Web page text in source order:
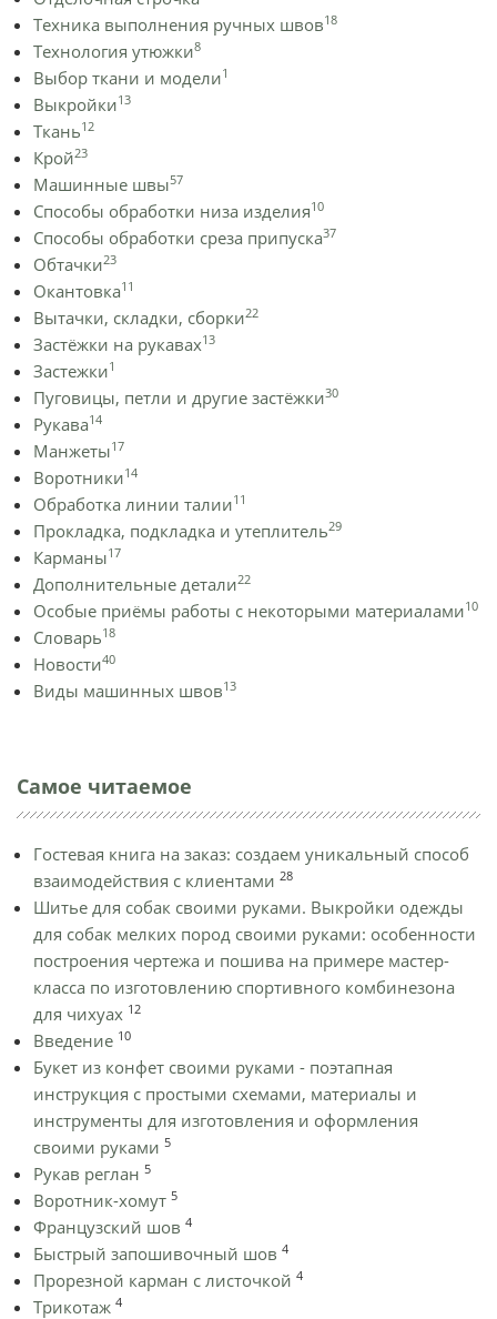
Техника выполнения ручных швов18
Технология утюжки8
Выбор ткани и модели1
Выкройки13
Ткань12
Крой23
Машинные швы57
Способы обработки низа изделия10
Способы обработки среза припуска37
Обтачки23
Окантовка11
Вытачки, складки, сборки22
Застёжки на рукавах13
Застежки1
Пуговицы, петли и другие застёжки30
Рукава14
Манжеты17
Воротники14
Обработка линии талии11
Прокладка, подкладка и утеплитель29
Карманы17
Дополнительные детали22
Особые приёмы работы с некоторыми материалами10
Словарь18
Новости40
Виды машинных швов13
Самое читаемое
Гостевая книга на заказ: создаем уникальный способ
взаимодействия с клиентами 28
Шитье для собак своими руками. Выкройки одежды
для собак мелких пород своими руками: особенности
построения чертежа и пошива на примере мастер-
класса по изготовлению спортивного комбинезона
для чихуах 12
Введение 10
Букет из конфет своими руками - поэтапная
инструкция с простыми схемами, материалы и
инструменты для изготовления и оформления
своими руками 5
Рукав реглан 5
Воротник-хомут 5
Французский шов 4
Быстрый запошивочный шов 4
Прорезной карман с листочкой 4
Трикотаж 4